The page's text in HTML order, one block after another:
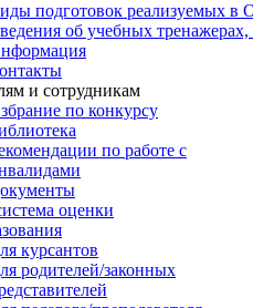
подготовок реализуемых
об учебных тренажерах,
и сотрудникам
по конкурсу
по работе с
оценки
курсантов
родителей/законных